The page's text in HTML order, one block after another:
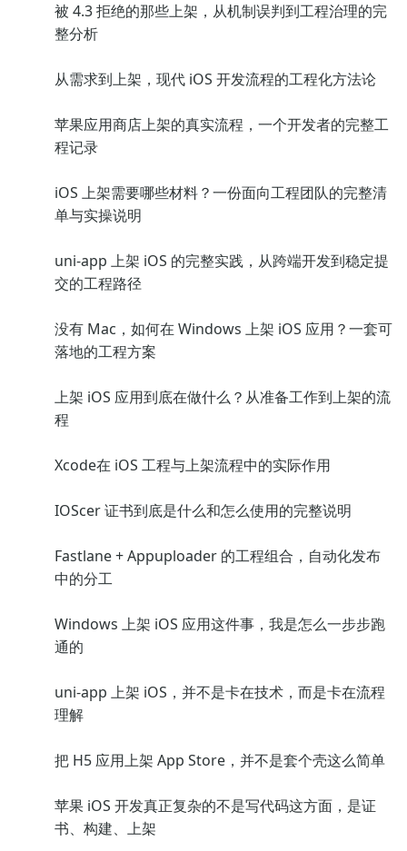
被 4.3 拒绝的那些上架，从机制误判到工程治理的完
整分析
从需求到上架，现代 iOS 开发流程的工程化方法论
苹果应用商店上架的真实流程，一个开发者的完整工
程记录
iOS 上架需要哪些材料？一份面向工程团队的完整清
单与实操说明
uni-app 上架 iOS 的完整实践，从跨端开发到稳定提
交的工程路径
没有 Mac，如何在 Windows 上架 iOS 应用？一套可
落地的工程方案
上架 iOS 应用到底在做什么？从准备工作到上架的流
程
Xcode在 iOS 工程与上架流程中的实际作用
IOScer 证书到底是什么和怎么使用的完整说明
Fastlane + Appuploader 的工程组合，自动化发布
中的分工
Windows 上架 iOS 应用这件事，我是怎么一步步跑
通的
uni-app 上架 iOS，并不是卡在技术，而是卡在流程
理解
把 H5 应用上架 App Store，并不是套个壳这么简单
苹果 iOS 开发真正复杂的不是写代码这方面，是证
书、构建、上架